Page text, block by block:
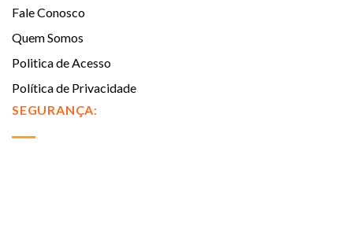
Fale Conosco
Quem Somos
Politica de Acesso
Política de Privacidade
SEGURANÇA: